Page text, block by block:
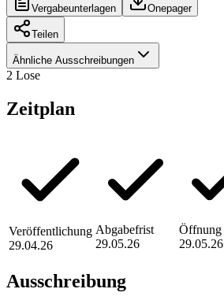
Vergabeunterlagen Onepager
Teilen
Ähnliche Ausschreibungen
2 Lose
Zeitplan
Veröffentlichung
29.04.26
Abgabefrist
29.05.26
Öffnung
29.05.26
Ausschreibung